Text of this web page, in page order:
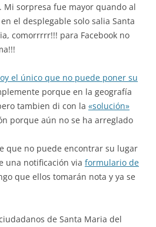
Mi sorpresa fue mayor quando al
el desplegable solo salia Santa
comorrrrr!!! para Facebook no
el único que no puede poner su
porque en la geografía
tambien di con la «solución»
porque aún no se ha arreglado
que no puede encontrar su lugar
una notificación via formulario de
que ellos tomarán nota y ya se
de Santa Maria del